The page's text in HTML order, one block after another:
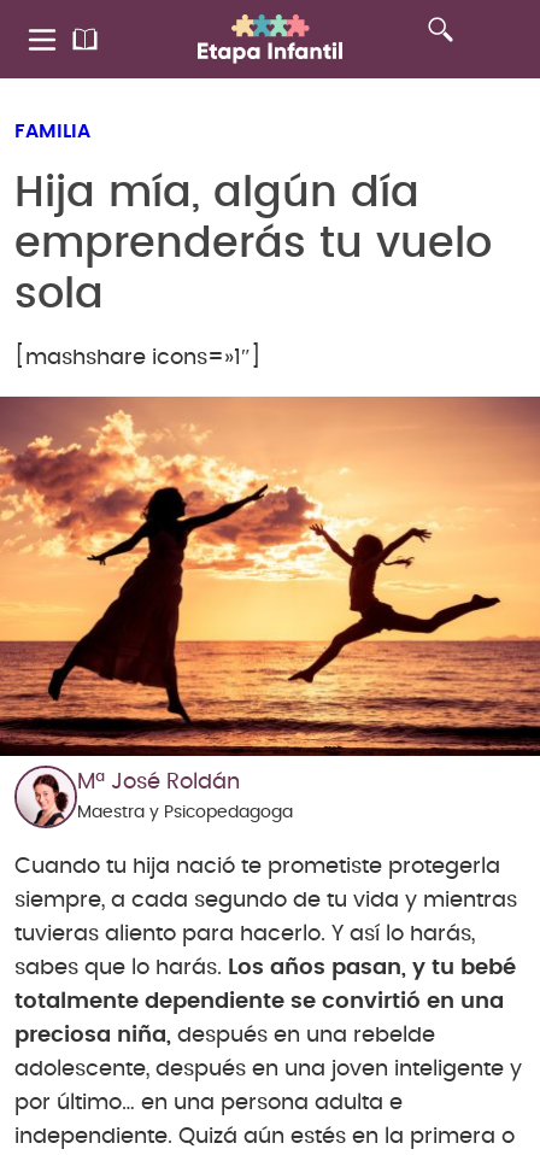
FAMILIA
Hija mía, algún día
emprenderás tu vuelo
sola
[mashshare icons=»1″]
Mª José Roldán
Maestra y Psicopedagoga
Cuando tu hija nació te prometiste protegerla
siempre, a cada segundo de tu vida y mientras
tuvieras aliento para hacerlo. Y así lo harás,
sabes que lo harás. Los años pasan, y tu bebé
totalmente dependiente se convirtió en una
preciosa niña, después en una rebelde
adolescente, después en una joven inteligente y
por último… en una persona adulta e
independiente. Quizá aún estés en la primera o